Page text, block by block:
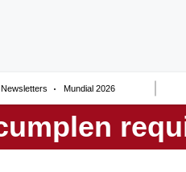
Newsletters Mundial 2026